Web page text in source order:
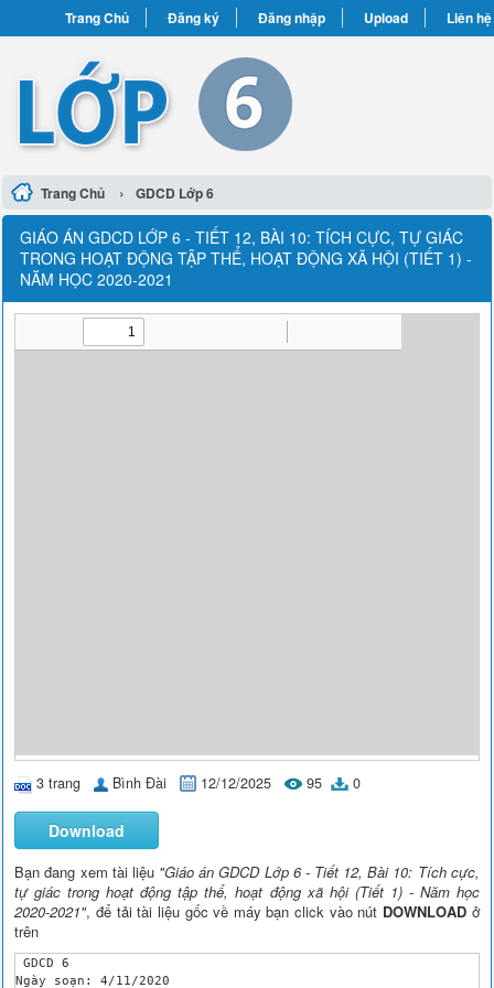
Trang Chủ Đăng ký Đăng nhập Upload Liên hệ
Trang Chủ › GDCD Lớp 6
GIÁO ÁN GDCD LỚP 6 - TIẾT 12, BÀI 10: TÍCH CỰC, TỰ GIÁC
TRONG HOẠT ĐỘNG TẬP THỂ, HOẠT ĐỘNG XÃ HỘI (TIẾT 1) -
NĂM HỌC 2020-2021
3 trang Bình Đài 12/12/2025 95 0
Download
Bạn đang xem tài liệu "Giáo án GDCD Lớp 6 - Tiết 12, Bài 10: Tích cực,
tự giác trong hoạt động tập thể, hoạt động xã hội (Tiết 1) - Năm học
2020-2021", để tải tài liệu gốc về máy bạn click vào nút DOWNLOAD ở
trên
GDCD 6
Ngày soạn: 4/11/2020